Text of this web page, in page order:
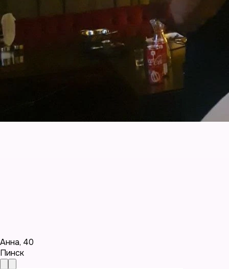
Анна, 40
Пинск